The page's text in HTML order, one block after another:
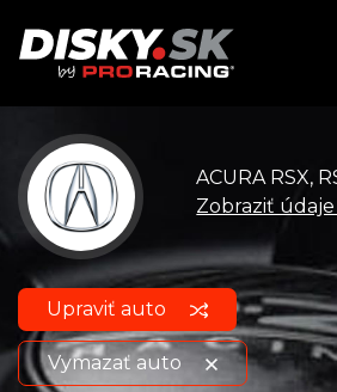
ACURA RSX,
Zobraziť
Upraviť auto
Vymazať auto